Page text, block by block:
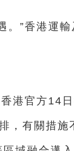
”香港運輸
官方14日
，有關措